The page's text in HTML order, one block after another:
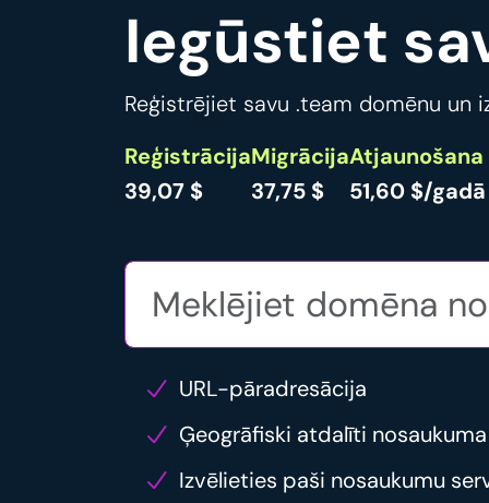
Iegūstiet
Reģistrējiet savu .team domēnu un
Reģistrācija
39,07 $
Migrācija
37,75 $
Atjaunošana
51,60 $/gadā
URL-pāradresācija
Ģeogrāfiski atdalīti
Izvēlieties paši nosaukumu